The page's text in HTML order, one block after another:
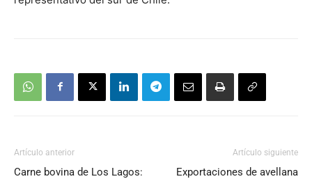
Artículo anterior
Carne bovina de Los Lagos:
Artículo siguiente
Exportaciones de avellana